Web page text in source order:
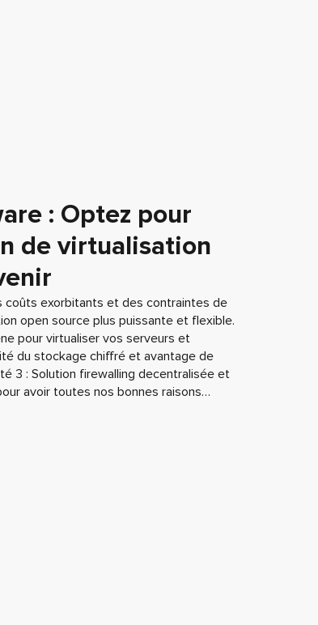
: Optez pour
de virtualisation
coûts exorbitants et des contraintes de
open source plus puissante et flexible.
pour virtualiser vos serveurs et
du stockage chiffré et avantage de
3 : Solution firewalling decentralisée et
avoir toutes nos bonnes raisons…